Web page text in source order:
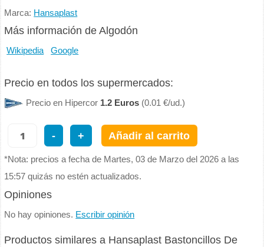
Marca: Hansaplast
Más información de Algodón
Wikipedia Google
Precio en todos los supermercados:
Precio en Hipercor 1.2 Euros (0.01 €/ud.)
- + Añadir al carrito
*Nota: precios a fecha de Martes, 03 de Marzo del 2026 a las
15:57 quizás no estén actualizados.
Opiniones
No hay opiniones. Escribir opinión
Productos similares a Hansaplast Bastoncillos De